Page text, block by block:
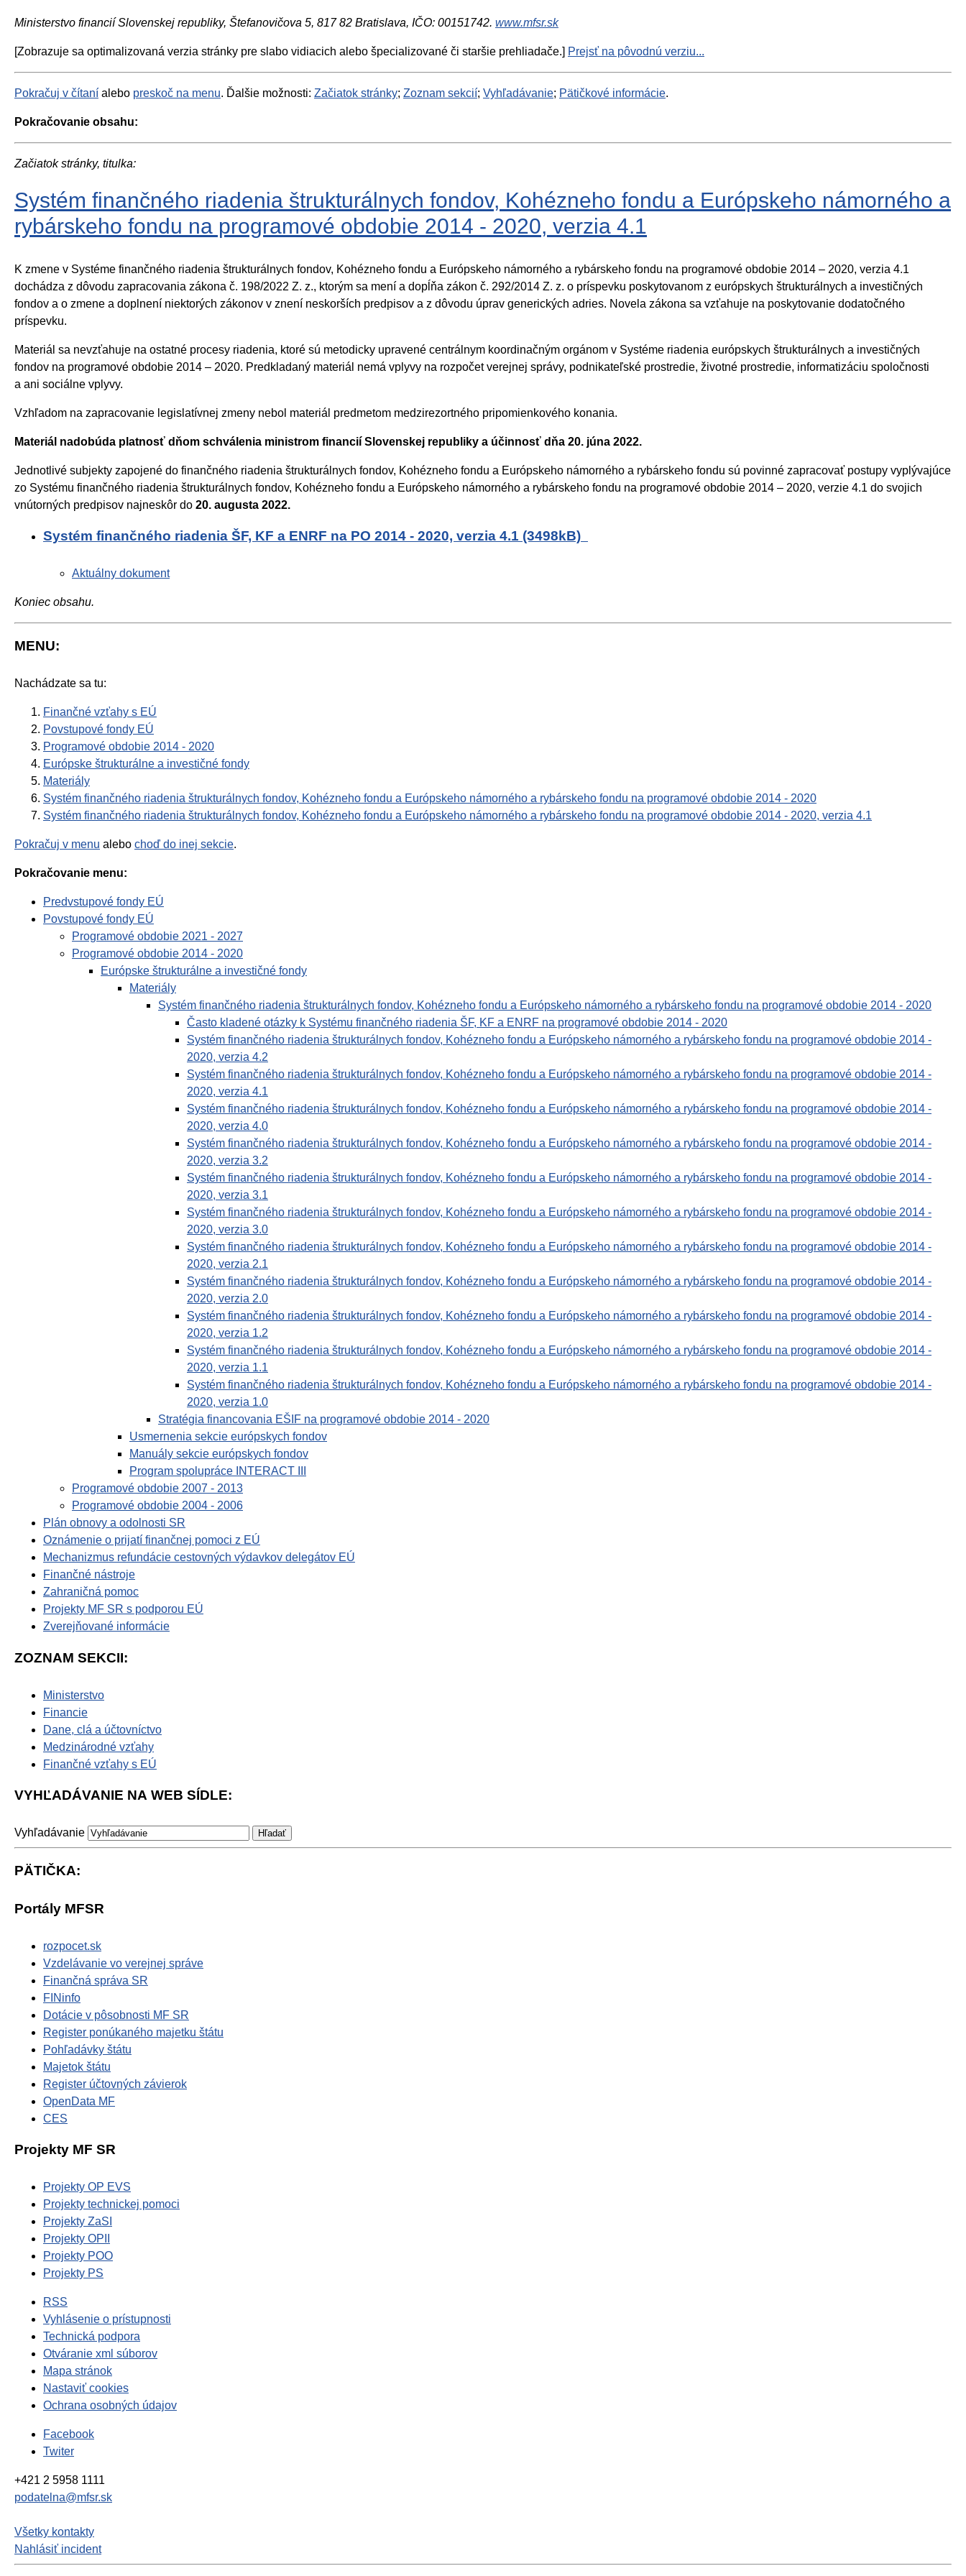
Ministerstvo financií Slovenskej republiky, Štefanovičova 5, 817 82 Bratislava, IČO: 00151742. www.mfsr.sk
[Zobrazuje sa optimalizovaná verzia stránky pre slabo vidiacich alebo špecializované či staršie prehliadače.] Prejsť na pôvodnú verziu...
Pokračuj v čítaní alebo preskoč na menu. Ďalšie možnosti: Začiatok stránky; Zoznam sekcií; Vyhľadávanie; Pätičkové informácie.
Pokračovanie obsahu:
Začiatok stránky, titulka:
Systém finančného riadenia štrukturálnych fondov, Kohézneho fondu a Európskeho námorného a
rybárskeho fondu na programové obdobie 2014 - 2020, verzia 4.1
K zmene v Systéme finančného riadenia štrukturálnych fondov, Kohézneho fondu a Európskeho námorného a rybárskeho fondu na programové obdobie 2014 – 2020, verzia 4.1
dochádza z dôvodu zapracovania zákona č. 198/2022 Z. z., ktorým sa mení a dopĺňa zákon č. 292/2014 Z. z. o príspevku poskytovanom z európskych štrukturálnych a investičných
fondov a o zmene a doplnení niektorých zákonov v znení neskorších predpisov a z dôvodu úprav generických adries. Novela zákona sa vzťahuje na poskytovanie dodatočného
príspevku.
Materiál sa nevzťahuje na ostatné procesy riadenia, ktoré sú metodicky upravené centrálnym koordinačným orgánom v Systéme riadenia európskych štrukturálnych a investičných
fondov na programové obdobie 2014 – 2020. Predkladaný materiál nemá vplyvy na rozpočet verejnej správy, podnikateľské prostredie, životné prostredie, informatizáciu spoločnosti
a ani sociálne vplyvy.
Vzhľadom na zapracovanie legislatívnej zmeny nebol materiál predmetom medzirezortného pripomienkového konania.
Materiál nadobúda platnosť dňom schválenia ministrom financií Slovenskej republiky a účinnosť dňa 20. júna 2022.
Jednotlivé subjekty zapojené do finančného riadenia štrukturálnych fondov, Kohézneho fondu a Európskeho námorného a rybárskeho fondu sú povinné zapracovať postupy vyplývajúce
zo Systému finančného riadenia štrukturálnych fondov, Kohézneho fondu a Európskeho námorného a rybárskeho fondu na programové obdobie 2014 – 2020, verzie 4.1 do svojich
vnútorných predpisov najneskôr do 20. augusta 2022.
Systém finančného riadenia ŠF, KF a ENRF na PO 2014 - 2020, verzia 4.1 (3498kB)
Aktuálny dokument
Koniec obsahu.
MENU:
Nachádzate sa tu:
Finančné vzťahy s EÚ
Povstupové fondy EÚ
Programové obdobie 2014 - 2020
Európske štrukturálne a investičné fondy
Materiály
Systém finančného riadenia štrukturálnych fondov, Kohézneho fondu a Európskeho námorného a rybárskeho fondu na programové obdobie 2014 - 2020
Systém finančného riadenia štrukturálnych fondov, Kohézneho fondu a Európskeho námorného a rybárskeho fondu na programové obdobie 2014 - 2020, verzia 4.1
Pokračuj v menu alebo choď do inej sekcie.
Pokračovanie menu:
Predvstupové fondy EÚ
Povstupové fondy EÚ
Programové obdobie 2021 - 2027
Programové obdobie 2014 - 2020
Európske štrukturálne a investičné fondy
Materiály
Systém finančného riadenia štrukturálnych fondov, Kohézneho fondu a Európskeho námorného a rybárskeho fondu na programové obdobie 2014 - 2020
Často kladené otázky k Systému finančného riadenia ŠF, KF a ENRF na programové obdobie 2014 - 2020
Systém finančného riadenia štrukturálnych fondov, Kohézneho fondu a Európskeho námorného a rybárskeho fondu na programové obdobie 2014 -
2020, verzia 4.2
Systém finančného riadenia štrukturálnych fondov, Kohézneho fondu a Európskeho námorného a rybárskeho fondu na programové obdobie 2014 -
2020, verzia 4.1
Systém finančného riadenia štrukturálnych fondov, Kohézneho fondu a Európskeho námorného a rybárskeho fondu na programové obdobie 2014 -
2020, verzia 4.0
Systém finančného riadenia štrukturálnych fondov, Kohézneho fondu a Európskeho námorného a rybárskeho fondu na programové obdobie 2014 -
2020, verzia 3.2
Systém finančného riadenia štrukturálnych fondov, Kohézneho fondu a Európskeho námorného a rybárskeho fondu na programové obdobie 2014 -
2020, verzia 3.1
Systém finančného riadenia štrukturálnych fondov, Kohézneho fondu a Európskeho námorného a rybárskeho fondu na programové obdobie 2014 -
2020, verzia 3.0
Systém finančného riadenia štrukturálnych fondov, Kohézneho fondu a Európskeho námorného a rybárskeho fondu na programové obdobie 2014 -
2020, verzia 2.1
Systém finančného riadenia štrukturálnych fondov, Kohézneho fondu a Európskeho námorného a rybárskeho fondu na programové obdobie 2014 -
2020, verzia 2.0
Systém finančného riadenia štrukturálnych fondov, Kohézneho fondu a Európskeho námorného a rybárskeho fondu na programové obdobie 2014 -
2020, verzia 1.2
Systém finančného riadenia štrukturálnych fondov, Kohézneho fondu a Európskeho námorného a rybárskeho fondu na programové obdobie 2014 -
2020, verzia 1.1
Systém finančného riadenia štrukturálnych fondov, Kohézneho fondu a Európskeho námorného a rybárskeho fondu na programové obdobie 2014 -
2020, verzia 1.0
Stratégia financovania EŠIF na programové obdobie 2014 - 2020
Usmernenia sekcie európskych fondov
Manuály sekcie európskych fondov
Program spolupráce INTERACT III
Programové obdobie 2007 - 2013
Programové obdobie 2004 - 2006
Plán obnovy a odolnosti SR
Oznámenie o prijatí finančnej pomoci z EÚ
Mechanizmus refundácie cestovných výdavkov delegátov EÚ
Finančné nástroje
Zahraničná pomoc
Projekty MF SR s podporou EÚ
Zverejňované informácie
ZOZNAM SEKCII:
Ministerstvo
Financie
Dane, clá a účtovníctvo
Medzinárodné vzťahy
Finančné vzťahy s EÚ
VYHĽADÁVANIE NA WEB SÍDLE:
Vyhľadávanie
PÄTIČKA:
Portály MFSR
rozpocet.sk
Vzdelávanie vo verejnej správe
Finančná správa SR
FINinfo
Dotácie v pôsobnosti MF SR
Register ponúkaného majetku štátu
Pohľadávky štátu
Majetok štátu
Register účtovných závierok
OpenData MF
CES
Projekty MF SR
Projekty OP EVS
Projekty technickej pomoci
Projekty ZaSI
Projekty OPII
Projekty POO
Projekty PS
RSS
Vyhlásenie o prístupnosti
Technická podpora
Otváranie xml súborov
Mapa stránok
Nastaviť cookies
Ochrana osobných údajov
Facebook
Twiter
+421 2 5958 1111
podatelna@mfsr.sk
Všetky kontakty
Nahlásiť incident